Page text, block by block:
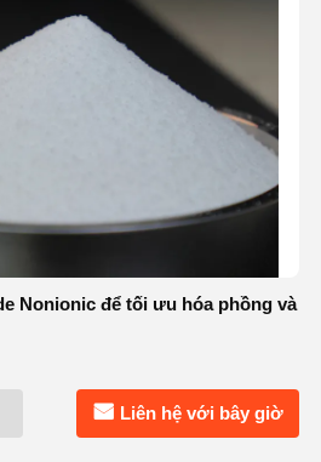
Nonionic để tối ưu hóa phồng và
Liên hệ với bây giờ